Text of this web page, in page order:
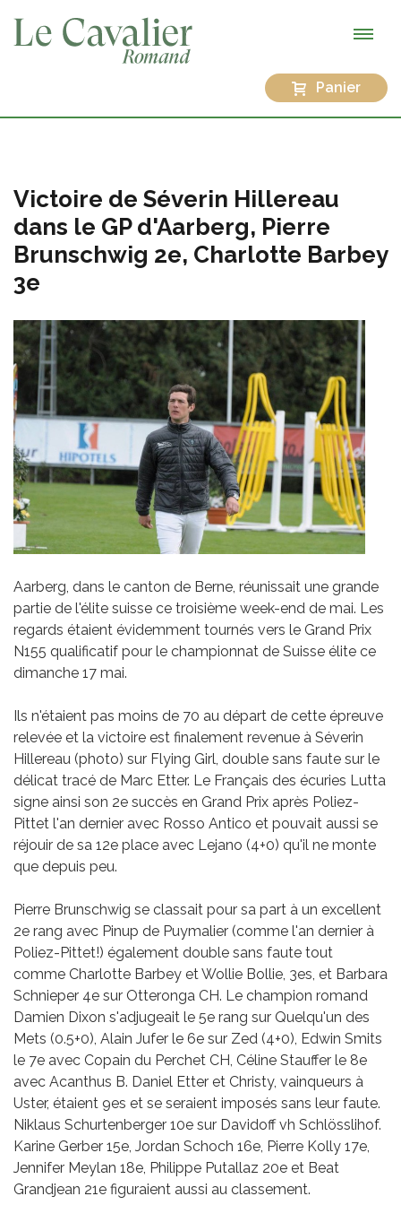
Panier
Victoire de Séverin Hillereau
dans le GP d'Aarberg, Pierre
Brunschwig 2e, Charlotte Barbey
3e
Aarberg, dans le canton de Berne, réunissait une grande
partie de l'élite suisse ce troisième week-end de mai. Les
regards étaient évidemment tournés vers le Grand Prix
N155 qualificatif pour le championnat de Suisse élite ce
dimanche 17 mai.
Ils n'étaient pas moins de 70 au départ de cette épreuve
relevée et la victoire est finalement revenue à Séverin
Hillereau (photo) sur Flying Girl, double sans faute sur le
délicat tracé de Marc Etter. Le Français des écuries Lutta
signe ainsi son 2e succès en Grand Prix après Poliez-
Pittet l'an dernier avec Rosso Antico et pouvait aussi se
réjouir de sa 12e place avec Lejano (4+0) qu'il ne monte
que depuis peu.
Pierre Brunschwig se classait pour sa part à un excellent
2e rang avec Pinup de Puymalier (comme l'an dernier à
Poliez-Pittet!) également double sans faute tout
comme Charlotte Barbey et Wollie Bollie, 3es, et Barbara
Schnieper 4e sur Otteronga CH. Le champion romand
Damien Dixon s'adjugeait le 5e rang sur Quelqu'un des
Mets (0.5+0), Alain Jufer le 6e sur Zed (4+0), Edwin Smits
le 7e avec Copain du Perchet CH, Céline Stauffer le 8e
avec Acanthus B. Daniel Etter et Christy, vainqueurs à
Uster, étaient 9es et se seraient imposés sans leur faute.
Niklaus Schurtenberger 10e sur Davidoff vh Schlösslihof.
Karine Gerber 15e, Jordan Schoch 16e, Pierre Kolly 17e,
Jennifer Meylan 18e, Philippe Putallaz 20e et Beat
Grandjean 21e figuraient aussi au classement.